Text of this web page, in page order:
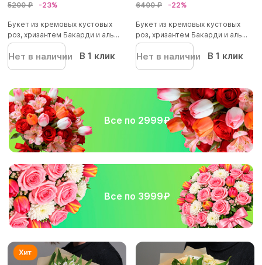
5200 ₽ -23%
Букет из кремовых кустовых
роз, хризантем Бакарди и аль...
Нет в наличии В 1 клик
6400 ₽ -22%
Букет из кремовых кустовых
роз, хризантем Бакарди и аль...
Нет в наличии В 1 клик
Все по 2999₽
Все по 3999₽